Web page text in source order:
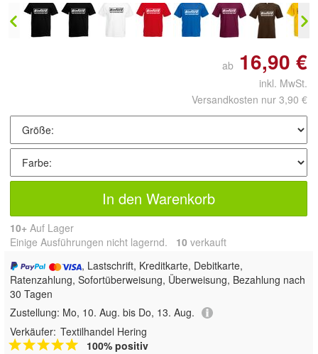
ab 16,90 €
inkl. MwSt.
Versandkosten nur 3,90 €
In den Warenkorb
10+ Auf Lager
Einige Ausführungen nicht lagernd. 10 verkauft
, Lastschrift, Kreditkarte, Debitkarte,
Ratenzahlung, Sofortüberweisung, Überweisung, Bezahlung nach
30 Tagen
Zustellung: Mo, 10. Aug. bis Do, 13. Aug.
Verkäufer: Textilhandel Hering
100% positiv